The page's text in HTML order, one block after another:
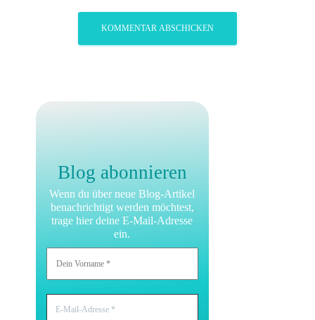
Blog abonnieren
Wenn du über neue Blog-Artikel
benachrichtigt werden möchtest,
trage hier deine E-Mail-Adresse
ein.